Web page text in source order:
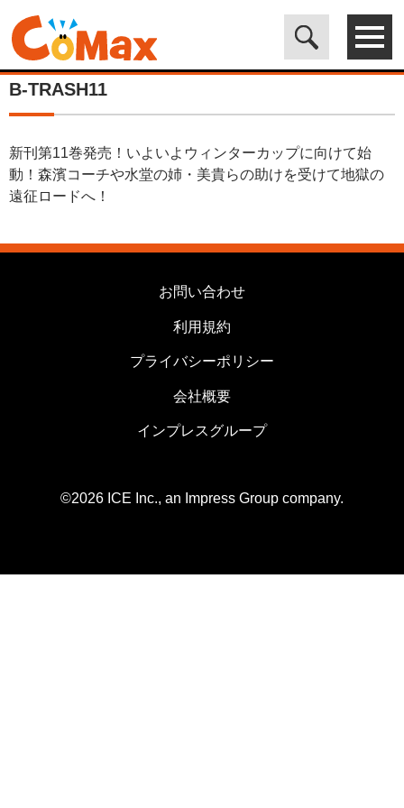
電子書籍マンガ CoMax(コマックス)公式サイト - 株式会社ICE>カ
テゴリは使用しません>B-TRASH11
B-TRASH11
新刊第11巻発売！いよいよウィンターカップに向けて始
動！森濱コーチや水堂の姉・美貴らの助けを受けて地獄の
遠征ロードへ！
お問い合わせ
利用規約
プライバシーポリシー
会社概要
インプレスグループ
©2026 ICE Inc., an Impress Group company.